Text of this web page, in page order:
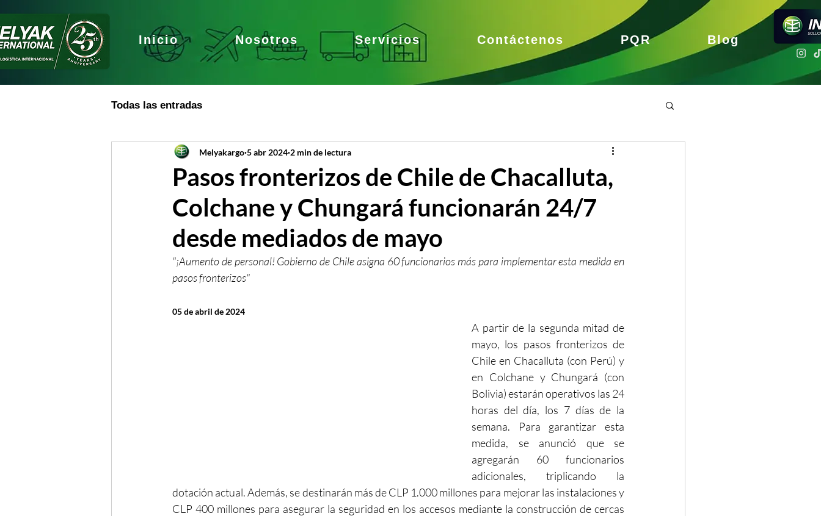
Inicio Nosotros Servicios Contáctenos PQR Blog
Todas las entradas
Pasos fronterizos de Chile de Chacalluta,
Colchane y Chungará funcionarán 24/7
desde mediados de mayo
Melyakargo 5 abr 2024 2 min de lectura
"¡Aumento de personal! Gobierno de Chile asigna 60 funcionarios más para implementar esta medida en
pasos fronterizos"
05 de abril de 2024
A partir de la segunda mitad de
mayo, los pasos fronterizos de
Chile en Chacalluta (con Perú) y
en Colchane y Chungará (con
Bolivia) estarán operativos las 24
horas del día, los 7 días de la
semana. Para garantizar esta
medida, se anunció que se
agregarán 60 funcionarios
adicionales, triplicando la
dotación actual. Además, se destinarán más de CLP 1.000 millones para mejorar las instalaciones y
CLP 400 millones para asegurar la seguridad en los accesos mediante la construcción de cercas